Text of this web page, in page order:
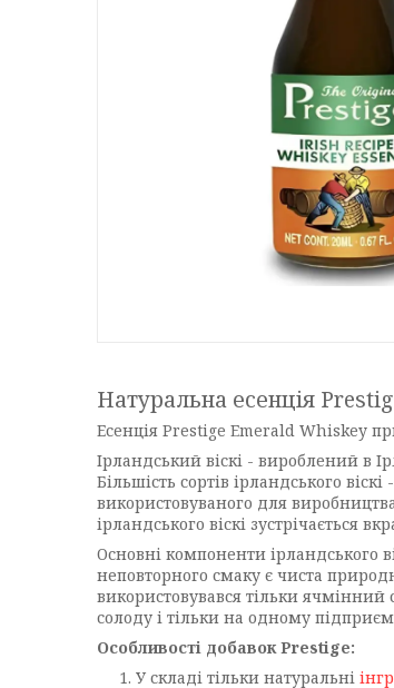
Натуральна есенція
Есенція Prestige Emerald Whiskey
Ірландський віскі - вироблений в
Більшість сортів ірландського
використовуваного для
ірландського віскі зустрічається
Основні компоненти ірландського
неповторного смаку є чиста
використовувався тільки
солоду і тільки на одному
Особливості добавок Prestige:
У складі тільки натуральні